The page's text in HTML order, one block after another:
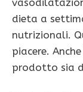
dieta a
nutrizionali.
piacere.
prodotto sia